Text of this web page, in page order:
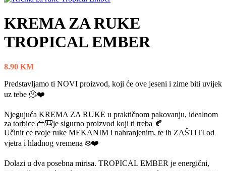
KREMA ZA RUKE
TROPICAL EMBER
8.90 KM
Predstavljamo ti NOVI proizvod, koji će ove jeseni i zime biti uvijek
uz tebe 🫠❤️
Njegujuća KREMA ZA RUKE u praktičnom pakovanju, idealnom
za torbice 👜🎒je sigurno proizvod koji ti treba 🍂
Učinit ce tvoje ruke MEKANIM i nahranjenim, te ih ZAŠTITI od
vjetra i hladnog vremena ❄️❤️
Dolazi u dva posebna mirisa. TROPICAL EMBER je energični,